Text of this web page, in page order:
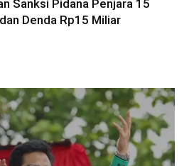
Sanksi Pidana Penjara 15
Denda Rp15 Miliar